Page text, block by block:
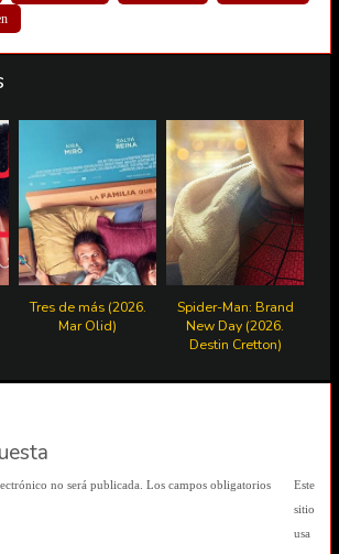
Tres de más (2026.
Mar Olid)
Spider-Man: Brand
New Day (2026.
Destin Cretton)
no será publicada. Los campos obligatorios
Este
sitio
usa